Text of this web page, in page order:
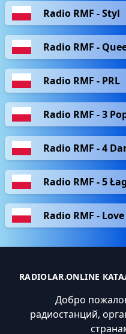
Radio RMF - Styl
Radio RMF -
Radio RMF - PRL
Radio RMF - 3
Radio RMF - 4
Radio RMF - 5
Radio RMF - Love
RADIOLAR.ONLINE
Добро
радиостанций,